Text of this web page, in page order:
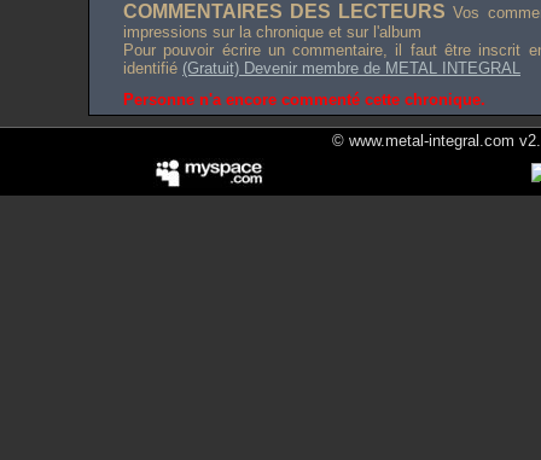
COMMENTAIRES DES LECTEURS Vos
impressions sur la chronique et sur l'album
Pour pouvoir écrire un commentaire, il faut être inscrit
identifié (Gratuit) Devenir membre de METAL INTEGRAL
Personne n'a encore commenté cette chronique.
© www.metal-integral.com